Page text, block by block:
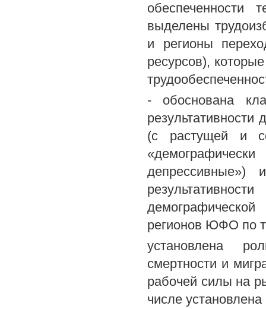
обеспеченности
выделены
и регионы
ресурсов),
- обоснована
(с растущей и
депрессивные»)
регионов ЮФО по
установлена
смертности и
рабочей силы на
числе